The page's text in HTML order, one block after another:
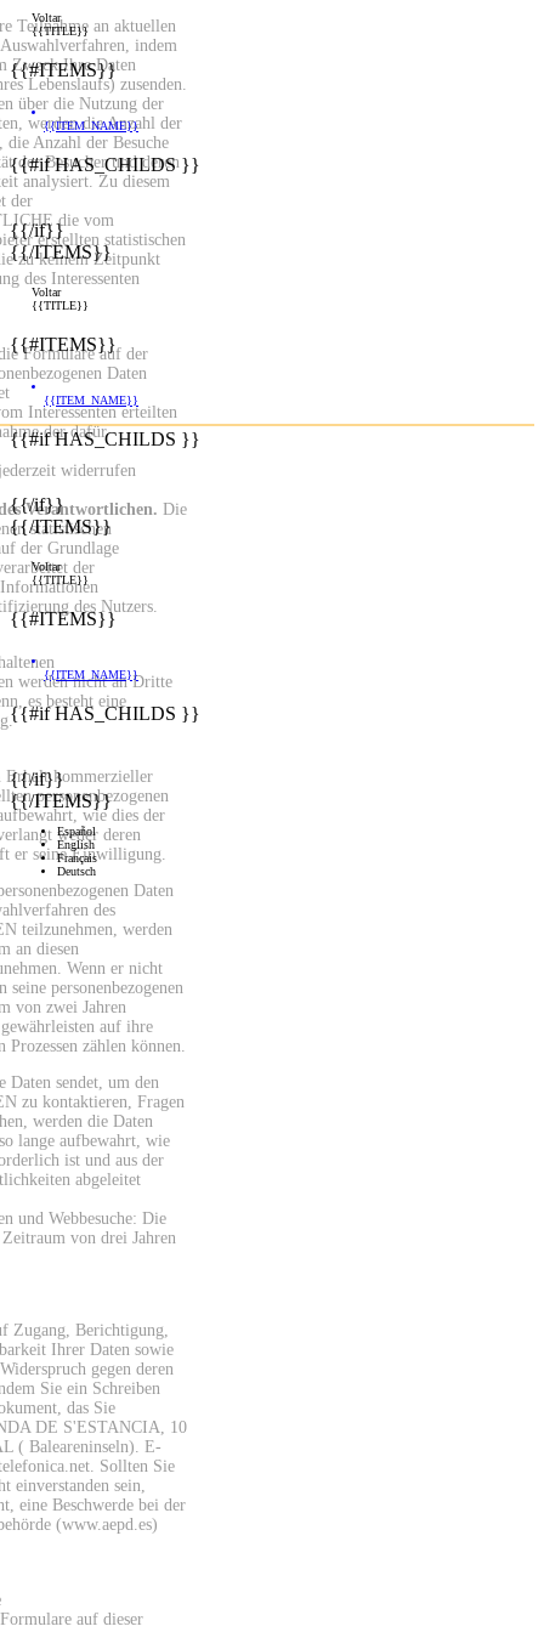
Voltar
{{TITLE}}
{{#ITEMS}}
{{ITEM_NAME}}
{{#if HAS_CHILDS }}
{{/if}}
{{/ITEMS}}
Voltar
{{TITLE}}
{{#ITEMS}}
{{ITEM_NAME}}
{{#if HAS_CHILDS }}
{{/if}}
{{/ITEMS}}
Voltar
{{TITLE}}
{{#ITEMS}}
{{ITEM_NAME}}
{{#if HAS_CHILDS }}
{{/if}}
{{/ITEMS}}
Español
English
Français
Deutsch
Teilnahme an aktuellen
indem
Zweck Ihre Daten
Lebenslaufs) zusenden.
über die Nutzung der
werden die Anzahl der
die Anzahl der Besuche
der Besucher und deren
analysiert. Zu diesem
der
die vom
erstellten statistischen
zu keinem Zeitpunkt
des Interessenten
Formulare auf der
Daten
Interessenten erteilten
der dafür
widerrufen
Verantwortlichen. Die
statistischen
der Grundlage
der
des Nutzers.
werden nicht an Dritte
es besteht eine
Erhalt kommerzieller
personenbezogenen
wie dies der
weder deren
er seine Einwilligung.
Daten
des
teilzunehmen, werden
an diesen
Wenn er nicht
personenbezogenen
von zwei Jahren
auf ihre
zählen können.
Daten sendet, um den
zu kontaktieren, Fragen
werden die Daten
lange aufbewahrt, wie
ist und aus der
abgeleitet
und Webbesuche: Die
von drei Jahren
Zugang, Berichtigung,
Ihrer Daten sowie
gegen deren
Sie ein Schreiben
das Sie
DE S'ESTANCIA, 10
( Baleareninseln). E-
Sollten Sie
einverstanden sein,
eine Beschwerde bei der
(www.aepd.es)
auf dieser